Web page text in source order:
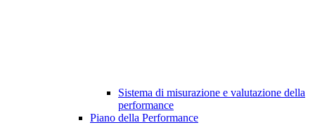
Sistema di misurazione e valutazione della
performance
Piano della Performance